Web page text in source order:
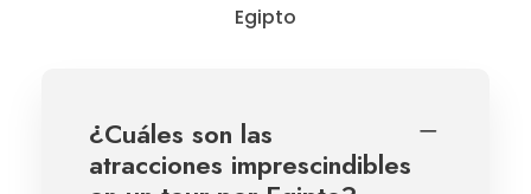
Egipto
¿Cuáles son las
atracciones imprescindibles